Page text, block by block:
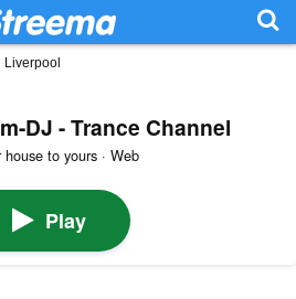
Liverpool
DJ - Trance Channel
to yours · Web
Play